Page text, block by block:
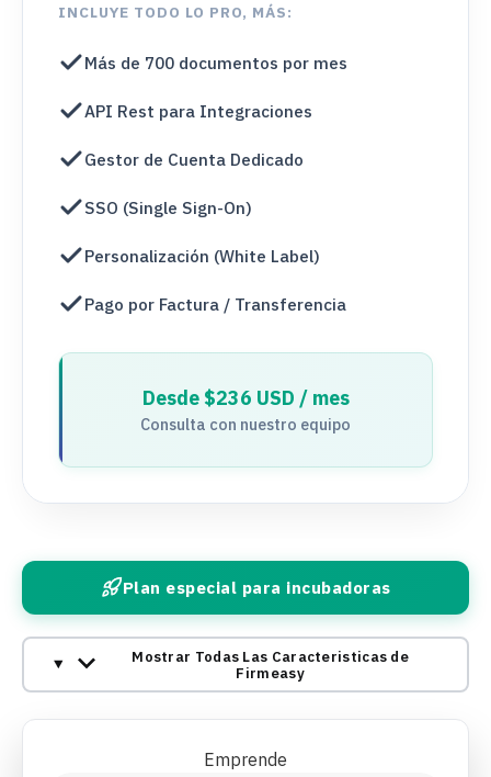
INCLUYE TODO LO PRO, MÁS:
Más de 700 documentos por mes
API Rest para Integraciones
Gestor de Cuenta Dedicado
SSO (Single Sign-On)
Personalización (White Label)
Pago por Factura / Transferencia
Desde $236 USD / mes
Consulta con nuestro equipo
Plan especial para incubadoras
Mostrar Todas Las Caracteristicas de
Firmeasy
Emprende